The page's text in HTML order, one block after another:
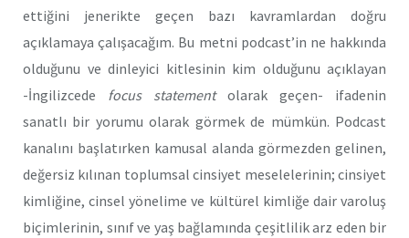
ettiğini jenerikte geçen bazı kavramlardan doğru
açıklamaya çalışacağım. Bu metni podcast’in ne hakkında
olduğunu ve dinleyici kitlesinin kim olduğunu açıklayan
-İngilizcede focus statement olarak geçen- ifadenin
sanatlı bir yorumu olarak görmek de mümkün. Podcast
kanalını başlatırken kamusal alanda görmezden gelinen,
değersiz kılınan toplumsal cinsiyet meselelerinin; cinsiyet
kimliğine, cinsel yönelime ve kültürel kimliğe dair varoluş
biçimlerinin, sınıf ve yaş bağlamında çeşitlilik arz eden bir